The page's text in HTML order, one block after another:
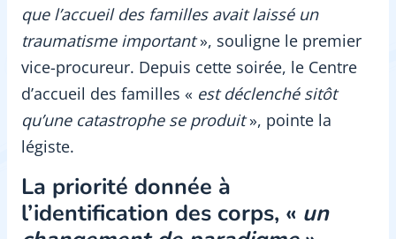
que l’accueil des familles avait laissé un
traumatisme important», souligne le premier
vice-procureur. Depuis cette soirée, le Centre
d’accueil des familles « est déclenché sitôt
qu’une catastrophe se produit», pointe la
légiste.
La priorité donnée à
l’identification des corps, « un